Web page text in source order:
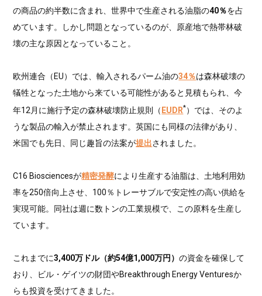
の商品の約半数に含まれ、世界中で生産される油脂の40％を占
めています。しかし問題となっているのが、原産地で熱帯林破
壊の主な原因となっていること。
欧州連合（EU）では、輸入されるパーム油の34％は森林破壊の
犠牲となった土地から来ている可能性があると見積もられ、今
年12月に施行予定の森林破壊防止規則（ EUDR*）では、そのよ
うな製品の輸入が禁止されます。英国にも同様の法律があり、
米国でも先日、同じ趣旨の法案が提出されました。
C16 Biosciencesが精密発酵により生産する油脂は、土地利用効
率を250倍向上させ、100％トレーサブルで安定性の高い供給を
実現可能。同社は週に数トンの工業規模で、この原料を生産し
ています。
これまでに3,400万ドル（約54億1,000万円）の資金を確保して
おり、ビル・ゲイツの財団やBreakthrough Energy Venturesか
らも投資を受けてきました。